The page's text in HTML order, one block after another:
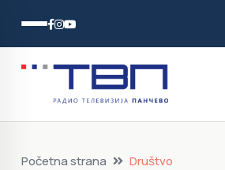
Početna strana Društvo